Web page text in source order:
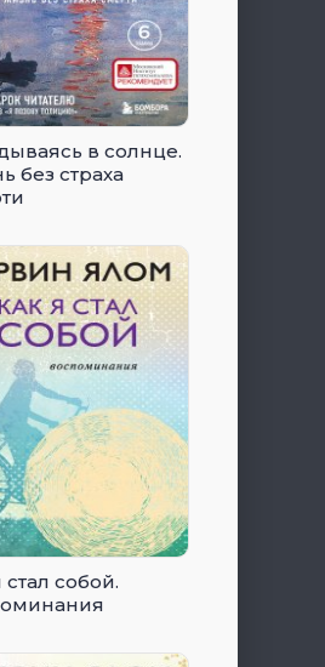
в солнце.
без страха
стал собой.